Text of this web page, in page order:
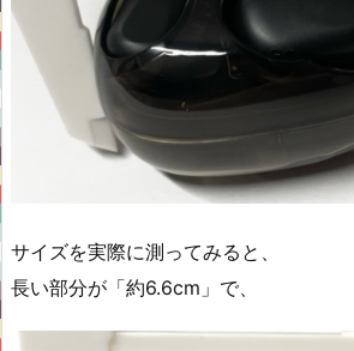
サイズを実際に測ってみると、
長い部分が「約6.6cm」で、